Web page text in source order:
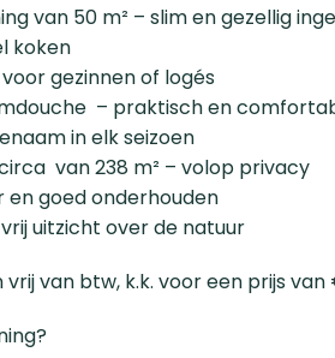
van 50 m² – slim en gezellig
koken
gezinnen of logés
– praktisch en
in elk seizoen
van 238 m² – volop privacy
en goed onderhouden
uitzicht over de natuur
van btw, k.k. voor een prijs van